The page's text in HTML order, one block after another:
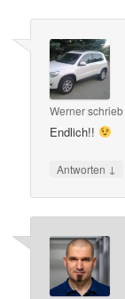
Wernerschrieb
Endlich!!
Antworten ↓